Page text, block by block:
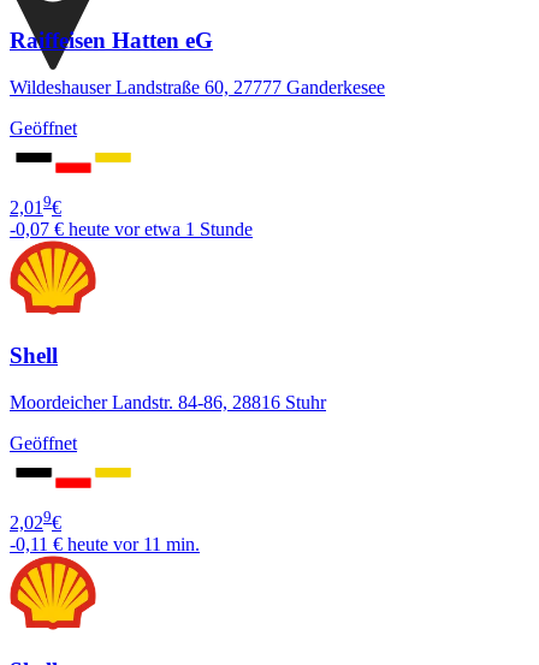
Raiffeisen Hatten eG
Wildeshauser Landstraße 60, 27777 Ganderkesee
Geöffnet
2,019€
-0,07 € heute vor etwa 1 Stunde
Shell
Moordeicher Landstr. 84-86, 28816 Stuhr
Geöffnet
2,029€
-0,11 € heute vor 11 min.